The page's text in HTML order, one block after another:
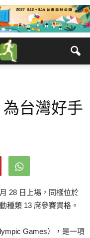
台灣好手
28 日上場，同樣位於
種類 13 席參賽資格。
Games），是一項